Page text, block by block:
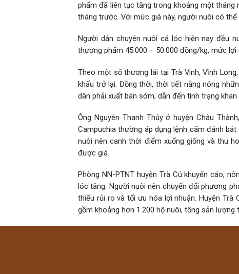
phẩm đã liên tục tăng trong khoảng một tháng
tháng trước. Với mức giá này, người nuôi có
Người dân chuyên nuôi cá lóc hiện nay đều
thương phẩm 45.000 – 50.000 đồng/kg, mức
Theo một số thương lái tại Trà Vinh, Vĩnh
khẩu trở lại. Đồng thời, thời tiết nắng nóng
dân phải xuất bán sớm, dẫn đến tình trạng
Ông Nguyên Thanh Thủy ở huyện Châu
Campuchia thường áp dụng lệnh cấm đánh
nuôi nên canh thời điểm xuống giống và thu
được giá.
Phòng NN-PTNT huyện Trà Cú khuyến cáo,
lóc tăng. Người nuôi nên chuyển đổi phương
thiểu rủi ro và tối ưu hóa lợi nhuận. Huyện Trà
gồm khoảng hơn 1.200 hộ nuôi, tổng sản